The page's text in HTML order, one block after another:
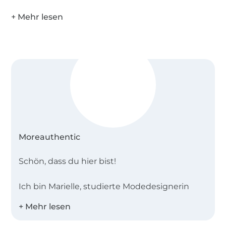
Anleitungen oder daraus genähter Artikel ist
Schwierigkeitsgrad:
Moreauthentic
Schön, dass du hier bist!
Ich bin Marielle, studierte Modedesignerin
Moreauthentic. Mit meinen Schnittmustern